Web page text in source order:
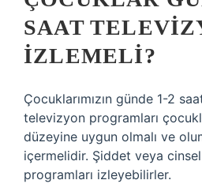
SAAT
IZLEMELI?
Çocuklarımızın günde 1-2
televizyon programları
düzeyine uygun olmalı ve
içermelidir. Şiddet veya
programları izleyebilirler.